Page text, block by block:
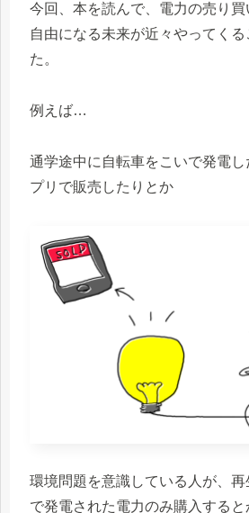
今回、本を読んで、電力の売り買
自由になる未来が近々やってく
た。
例えば…
通学途中に自転車をこいで発電
プリで販売したりとか
環境問題を意識している人が、
で発電された電力のみ購入すると